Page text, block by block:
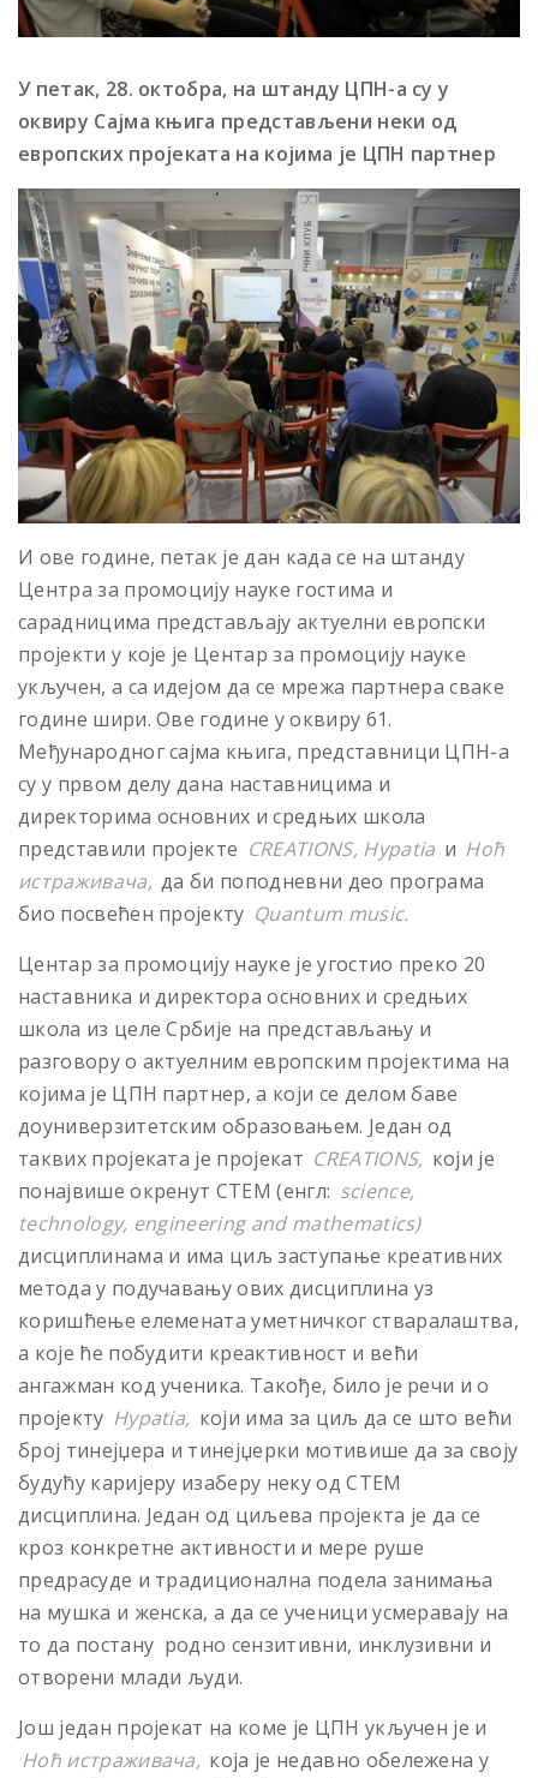
У петак, 28. октобра, на штанду ЦПН-а су у
оквиру Сајма књига представљени неки од
европских пројеката на којима је ЦПН партнер
И ове године, петак је дан када се на штанду
Центра за промоцију науке гостима и
сарадницима представљају актуелни европски
пројекти у које је Центар за промоцију науке
укључен, а са идејом да се мрежа партнера сваке
године шири. Ове године у оквиру 61.
Међународног сајма књига, представници ЦПН-а
су у првом делу дана наставницима и
директорима основних и средњих школа
представили пројекте CREATIONS, Hypatia и Ноћ
истраживача, да би поподневни део програма
био посвећен пројекту Quantum music.
Центар за промоцију науке је угостио преко 20
наставника и директора основних и средњих
школа из целе Србије на представљању и
разговору о актуелним европским пројектима на
којима је ЦПН партнер, а који се делом баве
доуниверзитетским образовањем. Један од
таквих пројеката је пројекат CREATIONS, који је
понајвише окренут СТЕМ (енгл: science,
technology, engineering and mathematics)
дисциплинама и има циљ заступање креативних
метода у подучавању ових дисциплина уз
коришћење елемената уметничког стваралаштва,
а које ће побудити креактивност и већи
ангажман код ученика. Такође, било је речи и о
пројекту Hypatia, који има за циљ да се што већи
број тинејџера и тинејџерки мотивише да за своју
будућу каријеру изаберу неку од СТЕМ
дисциплина. Један од циљева пројекта је да се
кроз конкретне активности и мере руше
предрасуде и традиционална подела занимања
на мушка и женска, а да се ученици усмеравају на
то да постану родно сензитивни, инклузивни и
отворени млади људи.
Још један пројекат на коме је ЦПН укључен је и
Ноћ истраживача, која је недавно обележена у